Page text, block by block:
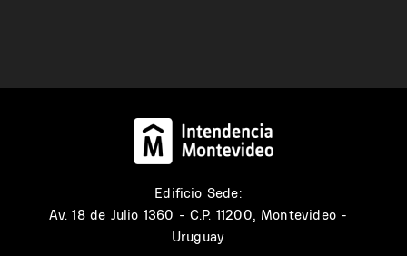
Edificio Sede:
Av. 18 de Julio 1360 - C.P. 11200, Montevideo -
Uruguay